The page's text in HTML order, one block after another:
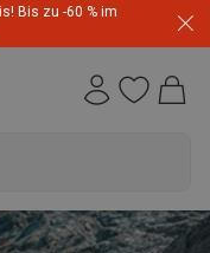
Bis zu -60 % im